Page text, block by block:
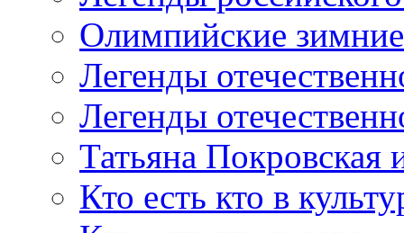
Олимпийские
Легенды
Легенды
Татьяна Покровская
Кто есть кто в